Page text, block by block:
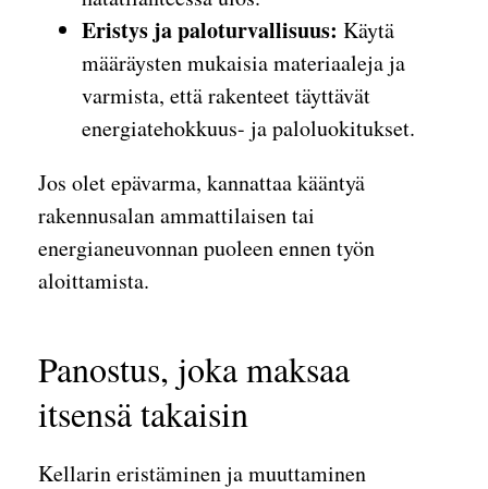
Eristys ja paloturvallisuus: Käytä
määräysten mukaisia materiaaleja ja
varmista, että rakenteet täyttävät
energiatehokkuus- ja paloluokitukset.
Jos olet epävarma, kannattaa kääntyä
rakennusalan ammattilaisen tai
energianeuvonnan puoleen ennen työn
aloittamista.
Panostus, joka maksaa
itsensä takaisin
Kellarin eristäminen ja muuttaminen